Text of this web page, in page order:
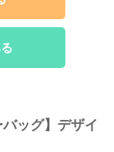
ッグ】デザイ